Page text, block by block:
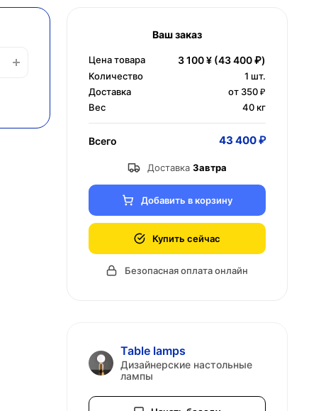
Ваш заказ
Цена товара 3 100 ¥ (43 400 ₽)
Количество 1 шт.
Доставка
от 350 ₽
Вес
40 кг
Всего 43 400 ₽
Доставка Завтра
Добавить в корзину
Купить сейчас
Безопасная оплата онлайн
Table lamps
Дизайнерские настольные
лампы